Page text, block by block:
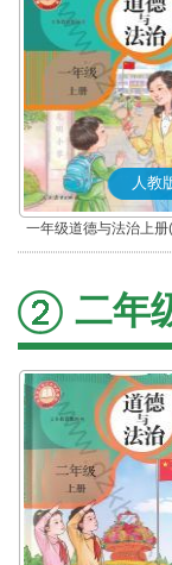
人教
一年级道德与法治上册
秋版)(部编版)
二年